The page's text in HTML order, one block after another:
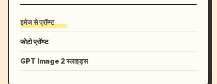
इमेज से प्रॉम्प्ट
फोटो प्रॉम्प्ट
GPT Image 2 स्लाइड्स